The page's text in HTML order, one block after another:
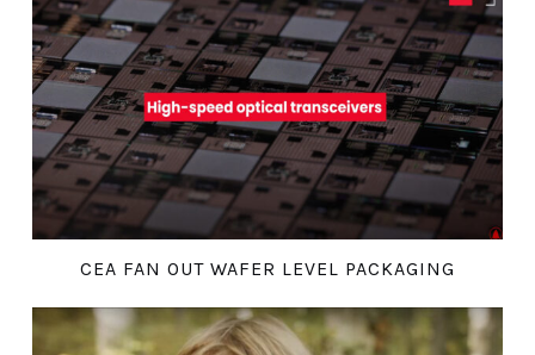
CEA FAN OUT WAFER LEVEL PACKAGING